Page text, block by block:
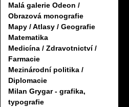
Malá galerie Odeon /
Obrazová monografie
Mapy / Atlasy / Geografie
Matematika
Medicína / Zdravotnictví /
Farmacie
Mezinárodní politika /
Diplomacie
Milan Grygar - grafika,
typografie